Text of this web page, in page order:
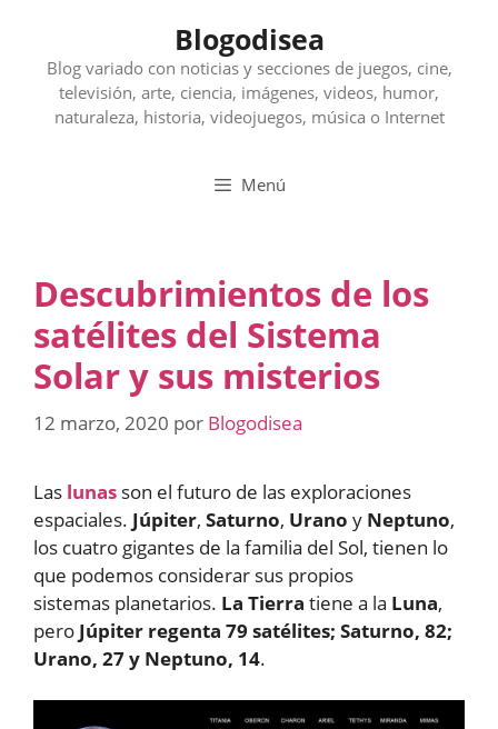
contenido
Blogodisea
Blog variado con noticias y secciones de juegos, cine,
televisión, arte, ciencia, imágenes, videos, humor,
naturaleza, historia, videojuegos, música o Internet
Menú
Descubrimientos de los
satélites del Sistema
Solar y sus misterios
12 marzo, 2020 por Blogodisea
Las lunas son el futuro de las exploraciones
espaciales. Júpiter, Saturno, Urano y Neptuno,
los cuatro gigantes de la familia del Sol, tienen lo
que podemos considerar sus propios
sistemas planetarios. La Tierra tiene a la Luna,
pero Júpiter regenta 79 satélites; Saturno, 82;
Urano, 27 y Neptuno, 14.